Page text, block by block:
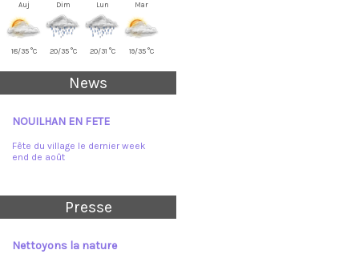
Auj
18/35 °C
Dim
20/35 °C
Lun
20/31 °C
Mar
19/35 °C
News
NOUILHAN EN FETE
Fête du village le dernier week
end de août
Presse
Nettoyons la nature